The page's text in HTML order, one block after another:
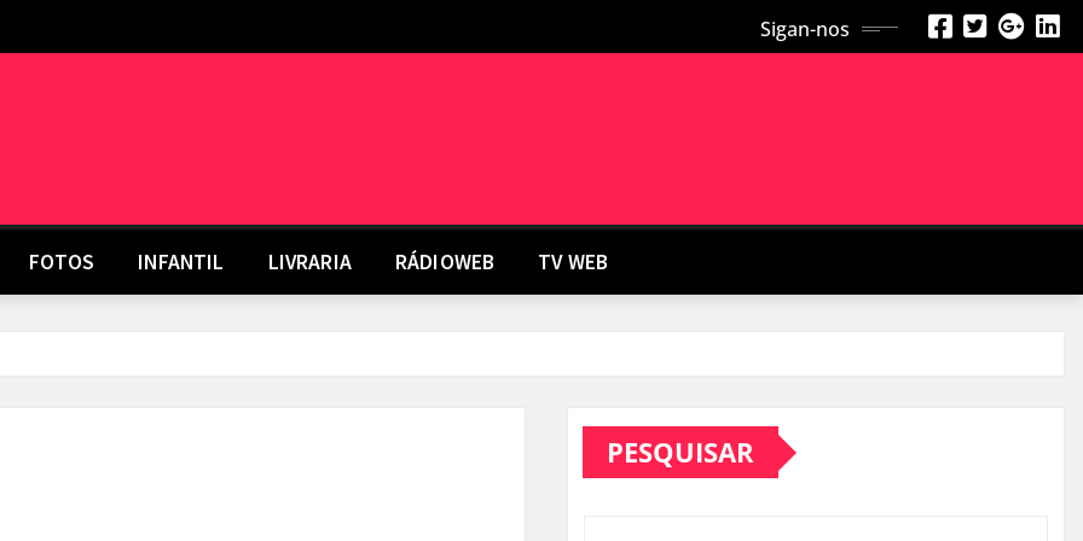
Sigan-nos
FOTOS INFANTIL LIVRARIA RÁDIOWEB TV WEB
PESQUISAR